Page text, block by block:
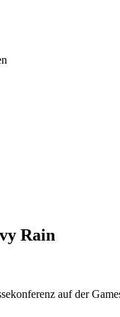
Rain
auf der